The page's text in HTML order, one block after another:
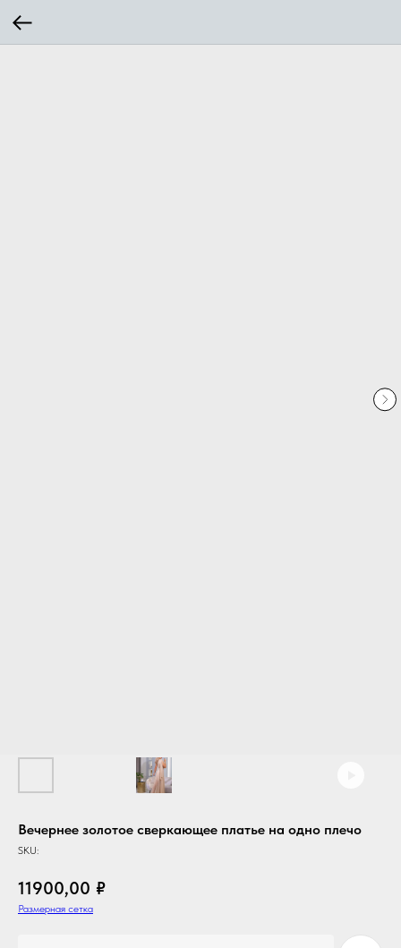
Вечернее золотое сверкающее платье на одно плечо
SKU:
11900,00 ₽
Размерная сетка